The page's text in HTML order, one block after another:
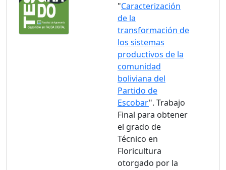
"Caracterización
de la
transformación de
los sistemas
productivos de la
comunidad
boliviana del
Partido de
Escobar". Trabajo
Final para obtener
el grado de
Técnico en
Floricultura
otorgado por la